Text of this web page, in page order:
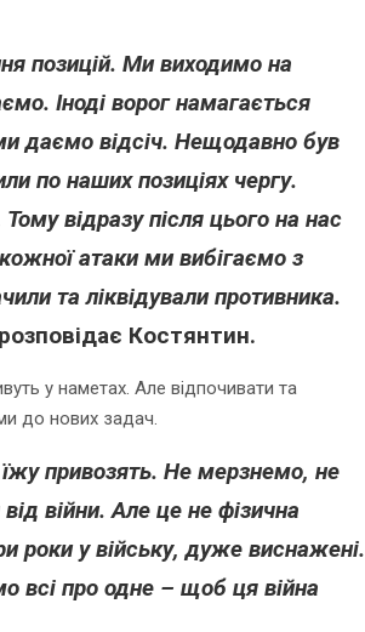
позицій. Ми виходимо на
Іноді ворог намагається
даємо відсіч. Нещодавно був
по наших позиціях чергу.
відразу після цього на нас
атаки ми вибігаємо з
та ліквідували противника.
Костянтин.
у наметах. Але відпочивати та
до нових задач.
привозять. Не мерзнемо, не
війни. Але це не фізична
роки у війську, дуже виснажені.
всі про одне – щоб ця війна